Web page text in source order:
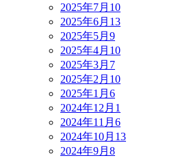
2025年7月 10
2025年6月 13
2025年5月 9
2025年4月 10
2025年3月 7
2025年2月 10
2025年1月 6
2024年12月 1
2024年11月 6
2024年10月 13
2024年9月 8